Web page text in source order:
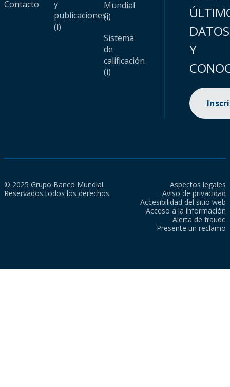
Contacto
y
publicaciones
(i)
Mundial
(i)
Sistema
de
calificación
(i)
DATOS
Y
© 2025 Grupo Banco Mundial.
Reservados todos los derechos.
Aspectos legales
Aviso de privacidad
Accesibilidad del sitio web
Acceso a la información
Alerta de fraude
Presente un reclamo